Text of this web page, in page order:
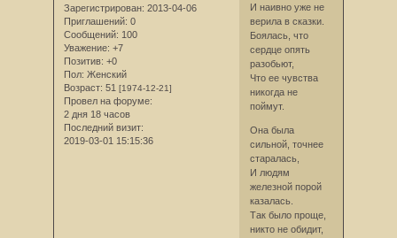
Зарегистрирован: 2013-04-06
Приглашений: 0
Сообщений: 100
Уважение: +7
Позитив: +0
Пол: Женский
Возраст: 51 [1974-12-21]
Провел на форуме:
2 дня 18 часов
Последний визит:
2019-03-01 15:15:36
И наивно уже не
верила в сказки.
Боялась, что
сердце опять
разобьют,
Что ее чувства
никогда не
поймут.
Она была
сильной, точнее
старалась,
И людям
железной порой
казалась.
Так было проще,
никто не обидит,